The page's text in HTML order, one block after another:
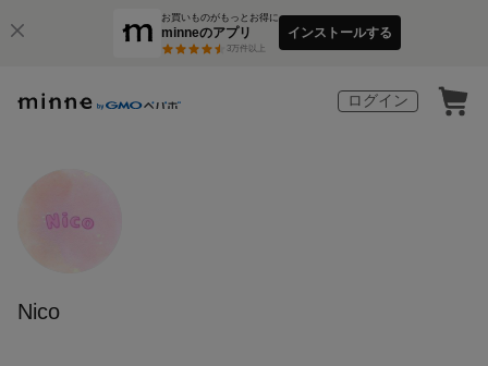
お買いものがもっとお得に
minneのアプリ
3万件以上
インストールする
ログイン
Nico